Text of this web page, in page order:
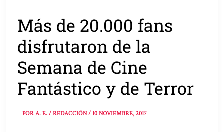
Más de 20.000 fans
disfrutaron de la
Semana de Cine
Fantástico y de Terror
PORA. E. / REDACCIÓN/10 NOVIEMBRE, 2017